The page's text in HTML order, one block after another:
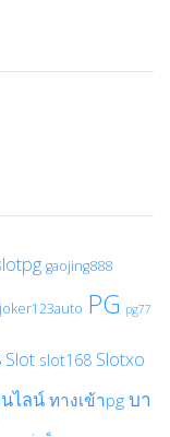
gaojing888
joker123auto PG pg77
Slot slot168 Slotxo
ไลน์ทางเข้าpgบา